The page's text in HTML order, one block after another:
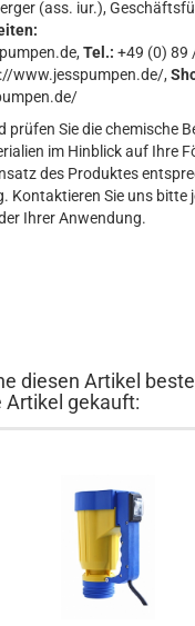
(ass. iur.),
Tel.: +49 (0) 89
www.jesspumpen.de/,
prüfen Sie die chemische
im Hinblick auf Ihre
des Produktes
Kontaktieren Sie uns bitte
Ihrer Anwendung.
diesen Artikel
Artikel gekauft: